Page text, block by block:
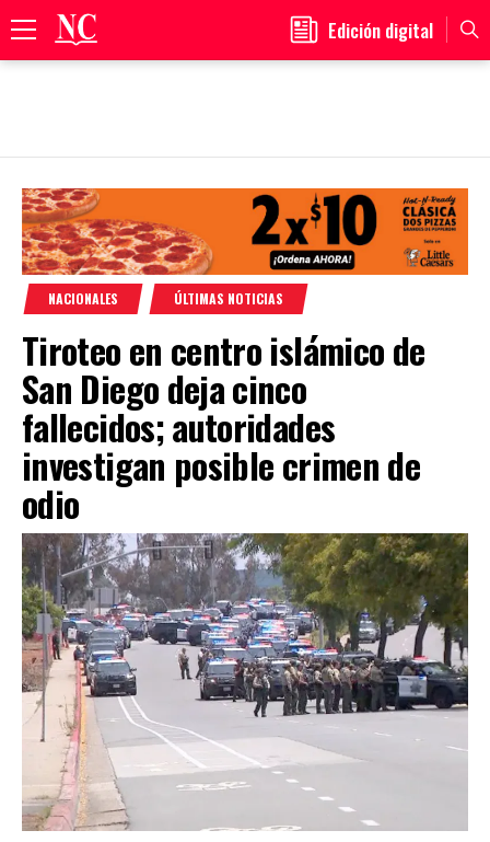
content
Edición digital
NACIONALES ÚLTIMAS NOTICIAS
Tiroteo en centro islámico de
San Diego deja cinco
fallecidos; autoridades
investigan posible crimen de
odio